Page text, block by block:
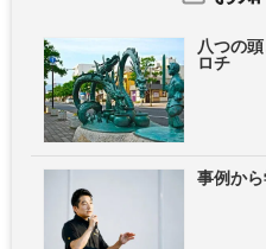
八つの
ロチ
事例か